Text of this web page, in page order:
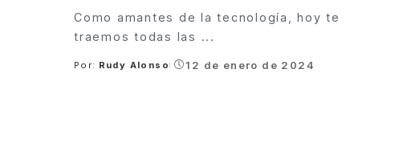
Como amantes de la tecnología, hoy te
traemos todas las ...
Posted
Por: Rudy Alonso 12 de enero de 2024